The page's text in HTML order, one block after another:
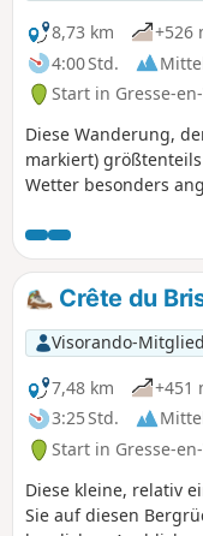
8,73 km
+526
4:00 Std.
Start in Gresse-
Diese Wanderung,
markiert)
Wetter besonders
am Brisou
sehr steil erweisen.
bestimmte Bäche,
Winter nicht
Familienwanderung
Crête du
Visorando-Mitglied
7,48 km
+451
3:25 Std.
Start in Gresse-
Diese kleine, relativ
Sie auf diesen